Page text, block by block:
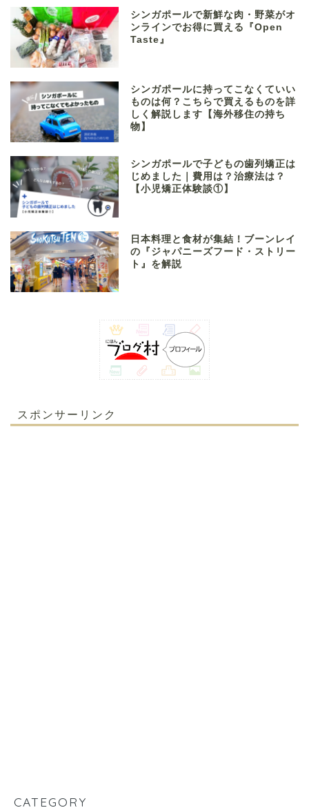
シンガポールで新鮮な肉・野菜がオ
ンラインでお得に買える『Open
Taste』
シンガポールに持ってこなくていい
ものは何？こちらで買えるものを詳
しく解説します【海外移住の持ち
物】
シンガポールで子どもの歯列矯正は
じめました｜費用は？治療法は？
【小児矯正体験談①】
日本料理と食材が集結！ブーンレイ
の『ジャパニーズフード・ストリー
ト』を解説
スポンサーリンク
CATEGORY